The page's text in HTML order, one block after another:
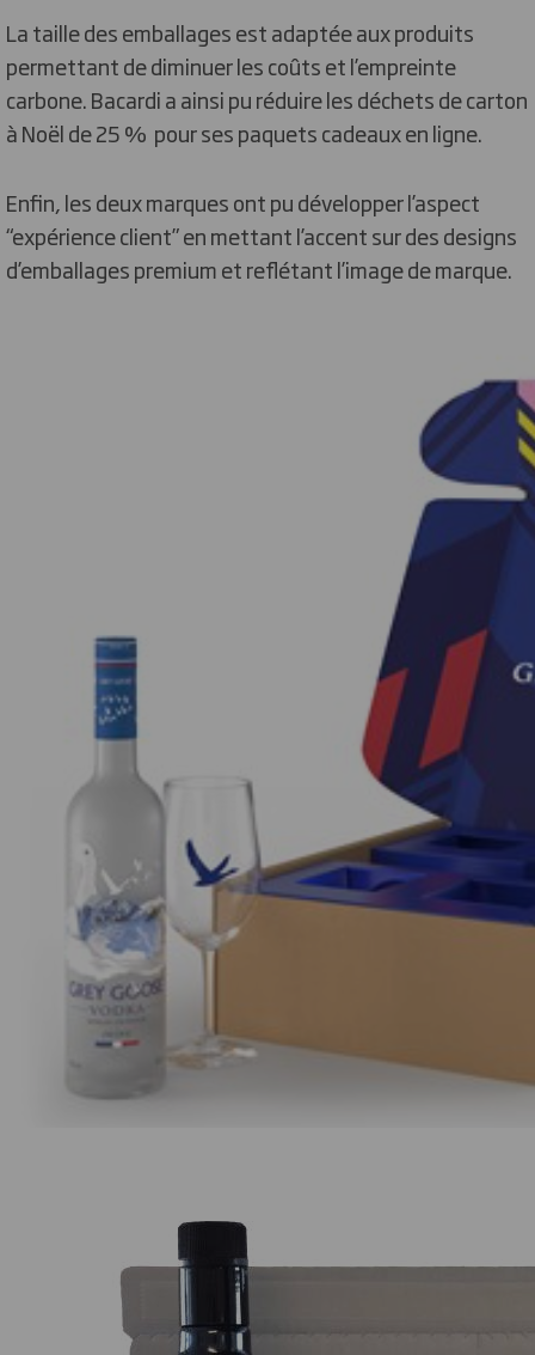
La taille des emballages est adaptée aux produits
permettant de diminuer les coûts et l’empreinte
carbone. Bacardi a ainsi pu réduire les déchets de carton
à Noël de 25 % pour ses paquets cadeaux en ligne.
Enfin, les deux marques ont pu développer l’aspect
“expérience client” en mettant l’accent sur des designs
d’emballages premium et reflétant l’image de marque.